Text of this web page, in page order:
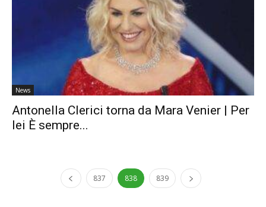
News
Antonella Clerici torna da Mara Venier | Per
lei È sempre...
837 838 839